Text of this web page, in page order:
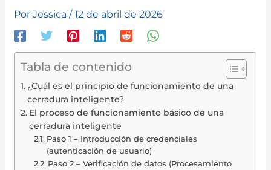
PorJessica/12 de abril de 2026
Tabla de contenido
¿Cuál es el principio de funcionamiento de una
cerradura inteligente?
El proceso de funcionamiento básico de una
cerradura inteligente
Paso 1 – Introducción de credenciales
(autenticación de usuario)
Paso 2 – Verificación de datos (Procesamiento